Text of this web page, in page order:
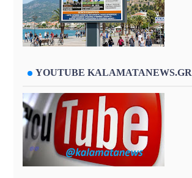
YOUTUBE KALAMATANEWS.GR